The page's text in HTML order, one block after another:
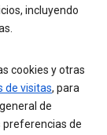
incluyendo
cookies y otras
de visitas, para
de
preferencias de